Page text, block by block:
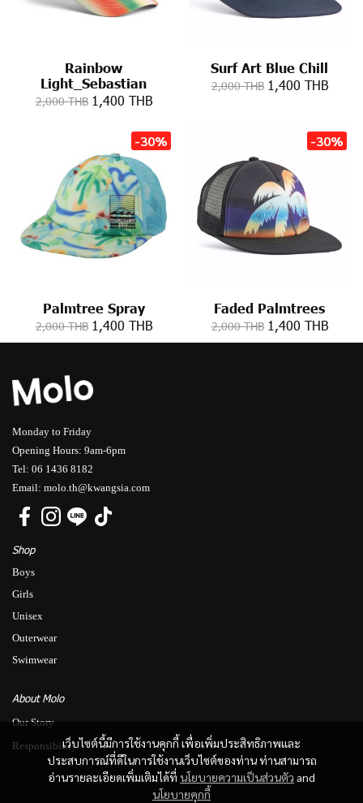
Rainbow
Light_Sebastian
2,000 THB 1,400 THB
Surf Art Blue Chill
2,000 THB 1,400 THB
-30%
Palmtree Spray
2,000 THB 1,400 THB
-30%
Faded Palmtrees
2,000 THB 1,400 THB
เว็บไซต์นี้มีการใช้งานคุกกี้ เพื่อเพิ่มประสิทธิภาพและ
ประสบการณ์ที่ดีในการใช้งานเว็บไซต์ของท่าน ท่านสามารถ
อ่านรายละเอียดเพิ่มเติมได้ที่ นโยบายความเป็นส่วนตัว and
นโยบายคุกกี้
Monday to Friday
Opening Hours: 9am-6pm
Tel: 06 1436 8182
Email: molo.th@kwangsia.com
Shop
Boys
Girls
Unisex
Outerwear
Swimwear
About Molo
Our Story
Responsibility